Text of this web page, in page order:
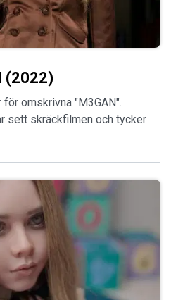
(2022)
omskrivna "M3GAN".
sett skräckfilmen och tycker